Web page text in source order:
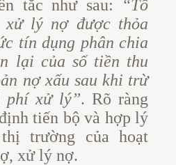
tắc như sau:
“Tổ
xử lý nợ được thỏa
tín dụng phân chia
lại của số tiền thu
nợ xấu sau khi trừ
phí xử lý”. Rõ ràng
tiến bộ và hợp lý
trường của hoạt
xử lý nợ.